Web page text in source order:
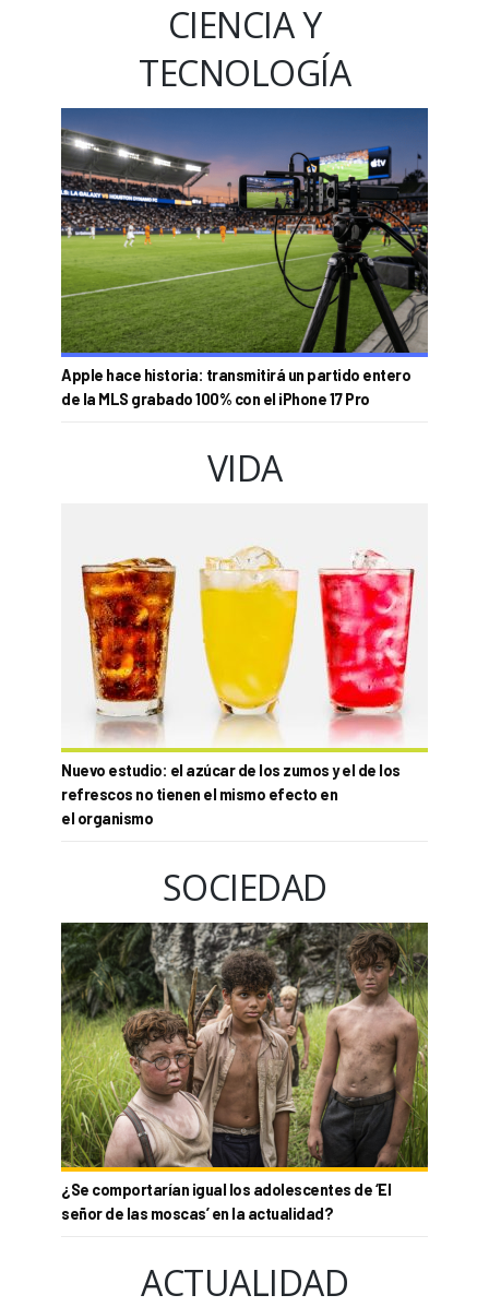
CIENCIA Y
TECNOLOGÍA
Apple hace historia: transmitirá un partido entero
de la MLS grabado 100% con el iPhone 17 Pro
VIDA
Nuevo estudio: el azúcar de los zumos y el de los
refrescos no tienen el mismo efecto en
el organismo
SOCIEDAD
¿Se comportarían igual los adolescentes de ‘El
señor de las moscas’ en la actualidad?
ACTUALIDAD